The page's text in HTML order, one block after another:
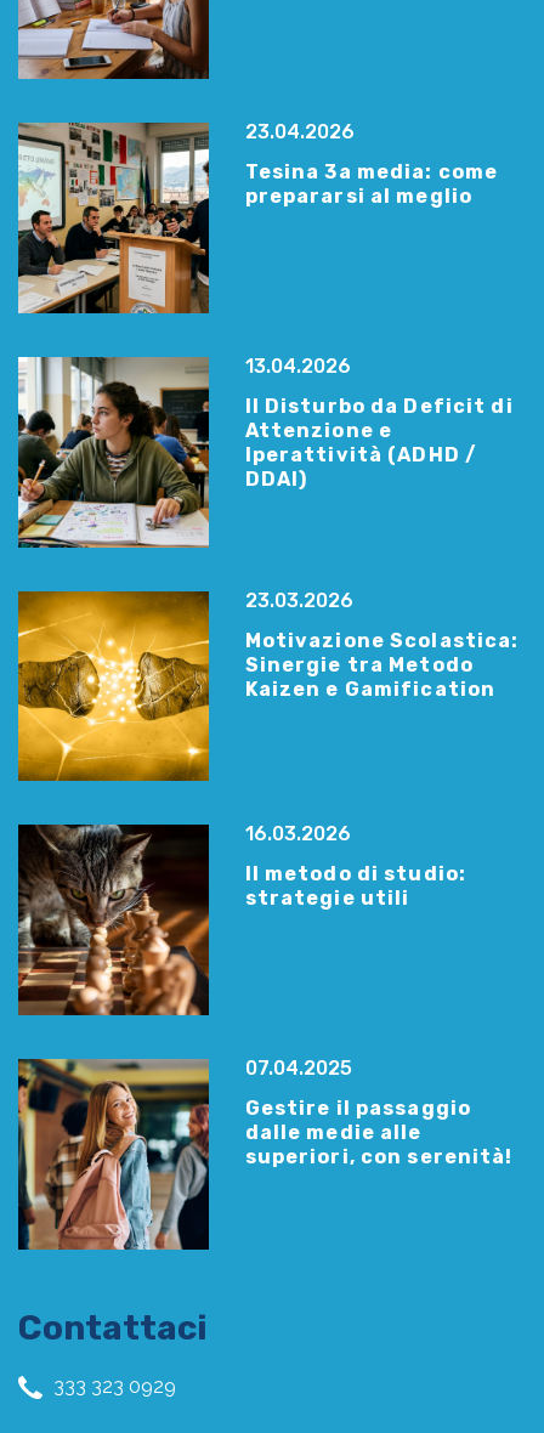
23.04.2026
Tesina 3a media: come
prepararsi al meglio
13.04.2026
Il Disturbo da Deficit di
Attenzione e
Iperattività (ADHD /
DDAI)
23.03.2026
Motivazione Scolastica:
Sinergie tra Metodo
Kaizen e Gamification
16.03.2026
Il metodo di studio:
strategie utili
07.04.2025
Gestire il passaggio
dalle medie alle
superiori, con serenità!
Contattaci
333 323 0929